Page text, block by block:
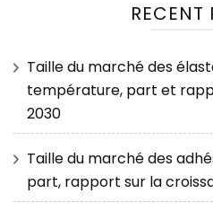
RECENT
Taille du marché des
température, part et
2030
Taille du marché des
part, rapport sur la